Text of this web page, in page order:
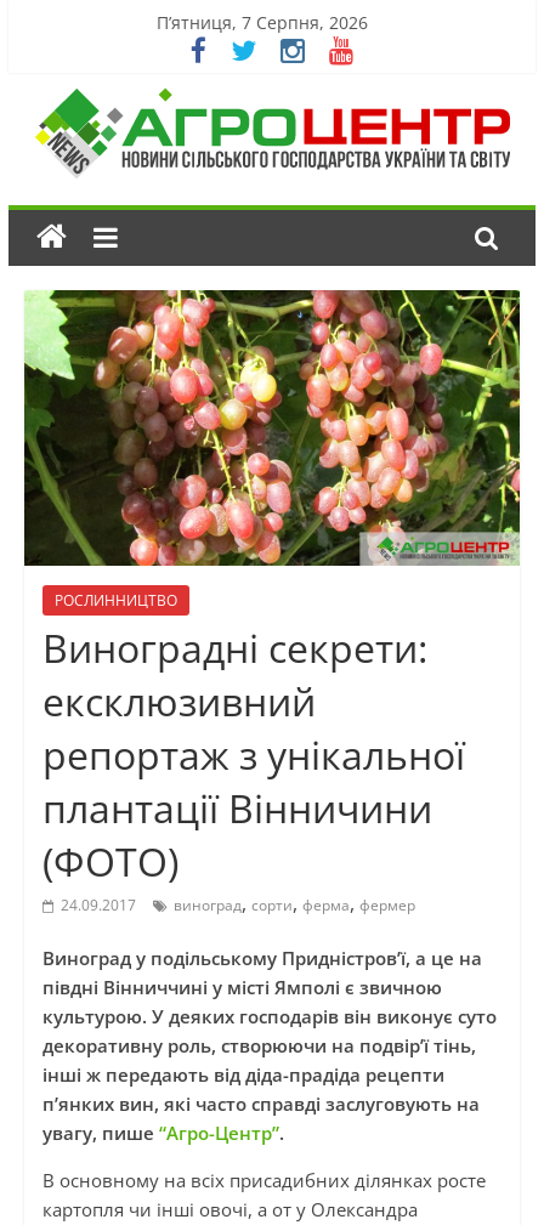
П’ятниця, 7 Серпня, 2026
РОСЛИННИЦТВО
Виноградні секрети:
ексклюзивний
репортаж з унікальної
плантації Вінничини
(ФОТО)
24.09.2017 виноград, сорти, ферма, фермер
Виноград у подільському Придністров’ї, а це на
півдні Вінниччині у місті Ямполі є звичною
культурою. У деяких господарів він виконує суто
декоративну роль, створюючи на подвір’ї тінь,
інші ж передають від діда-прадіда рецепти
п’янких вин, які часто справді заслуговують на
увагу, пише “Агро-Центр”.
В основному на всіх присадибних ділянках росте
картопля чи інші овочі, а от у Олександра